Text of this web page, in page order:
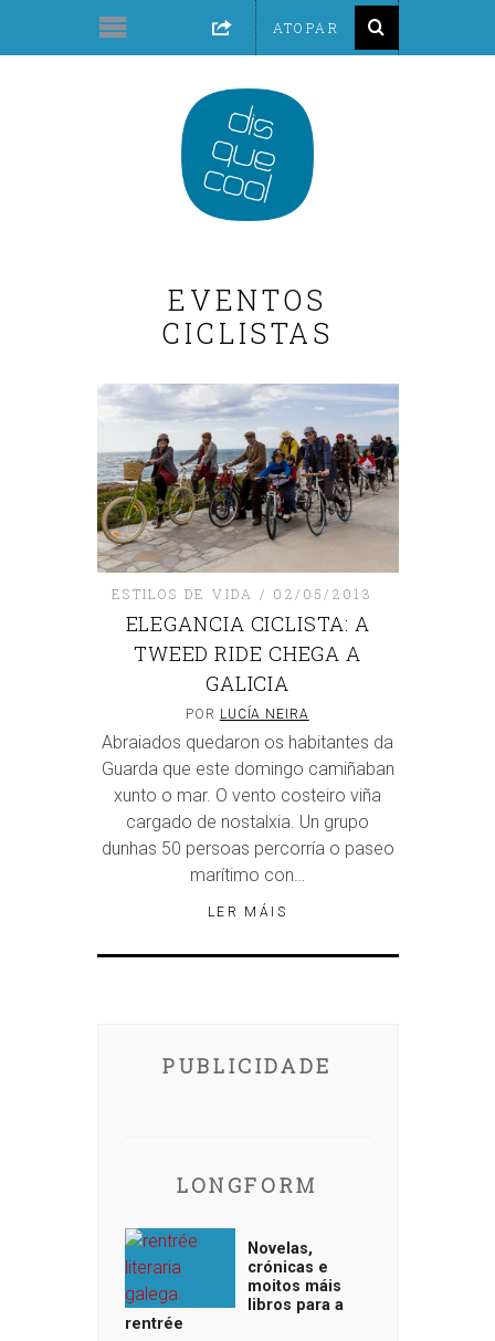
EVENTOS
CICLISTAS
ESTILOS DE VIDA 02/05/2013
ELEGANCIA CICLISTA: A
TWEED RIDE CHEGA A
GALICIA
POR LUCÍA NEIRA
Abraiados quedaron os habitantes da
Guarda que este domingo camiñaban
xunto o mar. O vento costeiro viña
cargado de nostalxia. Un grupo
dunhas 50 persoas percorría o paseo
marítimo con…
LER MÁIS
PUBLICIDADE
LONGFORM
Novelas,
crónicas e
moitos máis
libros para a
rentrée